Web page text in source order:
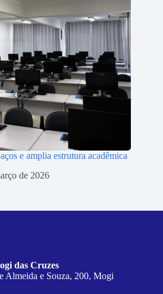
e amplia estrutura acadêmica
de 2026
das Cruzes
Almeida e Souza, 200, Mogi